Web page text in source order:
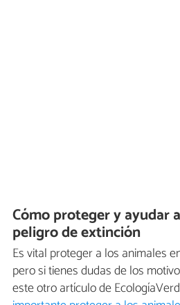
Cómo proteger y ayudar
peligro de extinción
Es vital proteger a los animales
pero si tienes dudas de los
este otro artículo de